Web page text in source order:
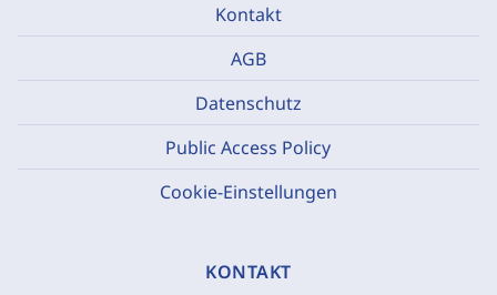
Kontakt
AGB
Datenschutz
Public Access Policy
Cookie-Einstellungen
KONTAKT